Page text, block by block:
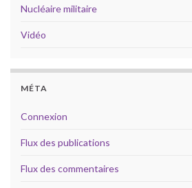
Nucléaire militaire
Vidéo
MÉTA
Connexion
Flux des publications
Flux des commentaires